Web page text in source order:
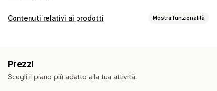
Contenuti relativi ai prodotti Mostra funzionalità
Prezzi
Scegli il piano più adatto alla tua attività.